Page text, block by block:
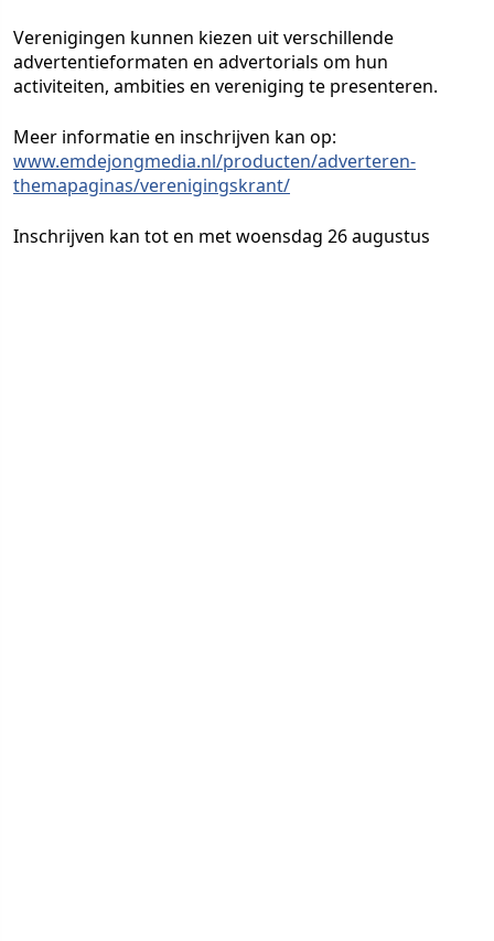
Verenigingen kunnen kiezen uit verschillende
advertentieformaten en advertorials om hun
activiteiten, ambities en vereniging te presenteren.
Meer informatie en inschrijven kan op:
www.emdejongmedia.nl/producten/adverteren-
themapaginas/verenigingskrant/
Inschrijven kan tot en met woensdag 26 augustus